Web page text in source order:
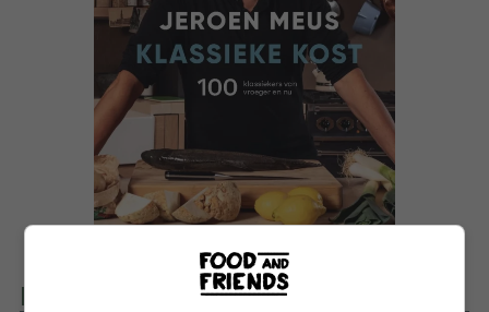
Productomschrijving